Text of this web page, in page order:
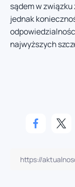
sądem w
jednak
najwyższych